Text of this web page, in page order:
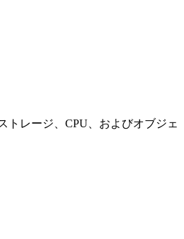
トレージ、CPU、およびオブジェ